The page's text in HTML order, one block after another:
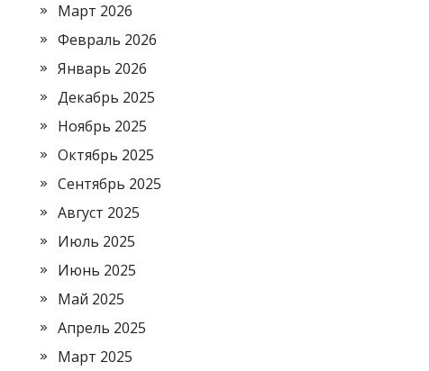
Март 2026
Февраль 2026
Январь 2026
Декабрь 2025
Ноябрь 2025
Октябрь 2025
Сентябрь 2025
Август 2025
Июль 2025
Июнь 2025
Май 2025
Апрель 2025
Март 2025